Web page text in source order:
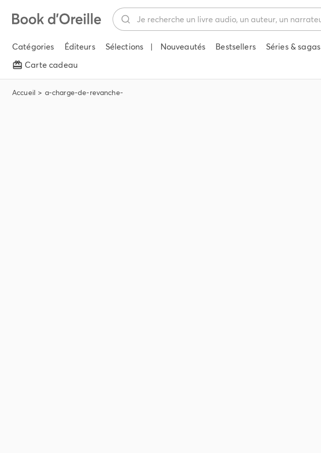
Catégories Éditeurs Sélections | Nouveautés Bestsellers Séries & sagas
Carte cadeau
Accueil a-charge-de-revanche-